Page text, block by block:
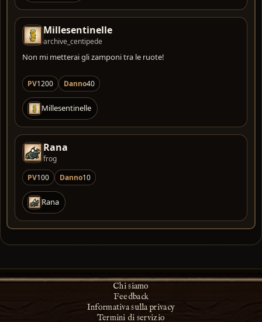
Millesentinelle
archive_centipede
Non mi metterai gli zamponi tra le ruote!
PV1200 Danno40
Millesentinelle
Rana
frog
PV100 Danno10
Rana
Chi siamo
Feedback
Informativa sulla privacy
Termini di servizio